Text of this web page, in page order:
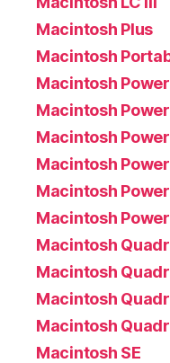
Macintosh Plus
Macintosh
Macintosh
Macintosh
Macintosh
Macintosh
Macintosh
Macintosh
Macintosh
Macintosh
Macintosh
Macintosh
Macintosh SE